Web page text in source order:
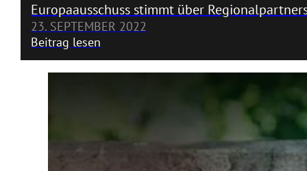
Europaausschuss stimmt über
23. SEPTEMBER 2022
Beitrag lesen